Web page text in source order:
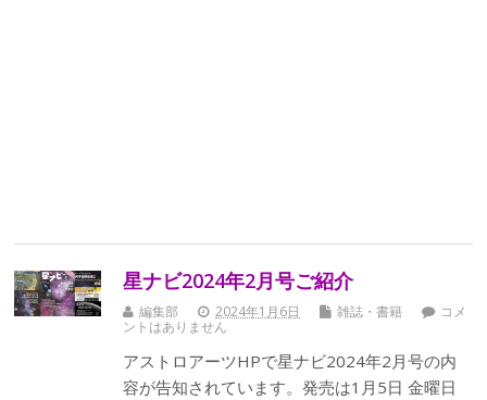
星ナビ2024年2月号ご紹介
編集部 2024年1月6日 雑誌・書籍
コメ
ントはありません
アストロアーツHPで星ナビ2024年2月号の内
容が告知されています。発売は1月5日 金曜日